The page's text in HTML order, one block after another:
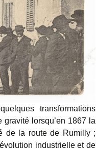
transformations
gravité lorsqu’en 1867 la
de la route de Rumilly ;
industrielle et de